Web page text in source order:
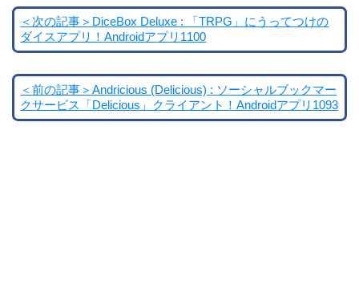
＜次の記事＞DiceBox Deluxe : 「TRPG」にうってつけの
ダイスアプリ！Androidアプリ1100
＜前の記事＞Andricious (Delicious) : ソーシャルブックマー
クサービス「Delicious」クライアント！Androidアプリ1093